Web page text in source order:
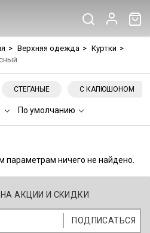
> Верхняя одежда > Куртки >
СТЕГАНЫЕ С КАПЮШОНОМ
По умолчанию
ничего не найдено.
АКЦИИ И СКИДКИ